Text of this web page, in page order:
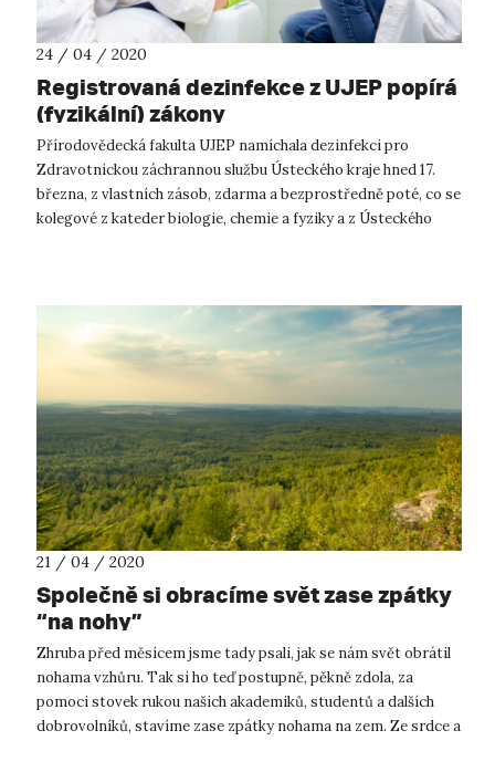
24 / 04 / 2020
Registrovaná dezinfekce z UJEP popírá
(fyzikální) zákony
Přírodovědecká fakulta UJEP namíchala dezinfekci pro
Zdravotnickou záchrannou službu Ústeckého kraje hned 17.
března, z vlastních zásob, zdarma a bezprostředně poté, co se
kolegové z kateder biologie, chemie a fyziky a z Ústeckého
21 / 04 / 2020
Společně si obracíme svět zase zpátky
“na nohy”
Zhruba před měsícem jsme tady psali, jak se nám svět obrátil
nohama vzhůru. Tak si ho teď postupně, pěkně zdola, za
pomoci stovek rukou našich akademiků, studentů a dalších
dobrovolníků, stavíme zase zpátky nohama na zem. Ze srdce a